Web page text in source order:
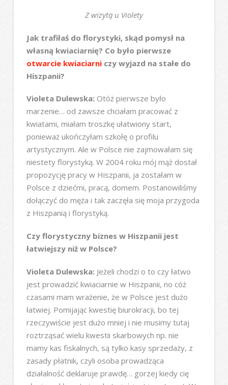
Z wizytą u Violety
Jak trafiłaś do florystyki, skąd pomysł na
własną kwiaciarnię? Co było pierwsze
otwarcie kwiaciarniczy wyjazd na stałe do
Hiszpanii?
Violeta Dulewska: Otóż pierwsze było
marzenie… od zawsze chciałam pracować z
kwiatami, miałam troszkę ułatwiony start,
ponieważ ukończyłam szkołę o profilu
artystycznym. Ale w Polsce nie zajmowałam się
niestety florystyką. W 2004 roku mój mąż dostał
propozycję pracy w Hiszpanii, ja zostałam w
Polsce z dziećmi, pracą, domem. Postanowiliśmy
dołączyć do męża i tak zaczęła się moja przygoda
z Hiszpanią i florystyką.
Czy florystyczny biznes w Hiszpanii jest
łatwiejszy niż w Polsce?
Violeta Dulewska: Jeżeli chodzi o to czy łatwo
jest prowadzić kwiaciarnie w Hiszpanii, no cóż
czasami mam wrażenie, że w Polsce jest dużo
łatwiej. Pomijając kwestię biurokracji, bo tej
rzeczywiście jest dużo mniej i nie musimy tutaj
roztrząsać wielu kwestii skarbowych np. nie
mamy kas fiskalnych, są tylko kasy sprzedaży, z
zasady płatnik, czyli osoba prowadząca
działalność deklaruje prawdę… gorzej kiedy cię